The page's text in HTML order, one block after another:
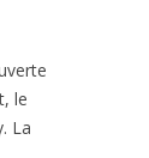
le
La